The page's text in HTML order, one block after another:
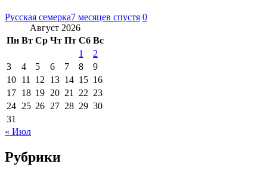
Русская семерка7 месяцев спустя 0
Август 2026
Пн Вт Ср Чт Пт Сб Вс
1
2
3
4 5 6 7 8
9
10 11 12 13 14 15 16
17 18 19 20 21 22 23
24 25 26 27 28 29 30
31
« Июл
Рубрики